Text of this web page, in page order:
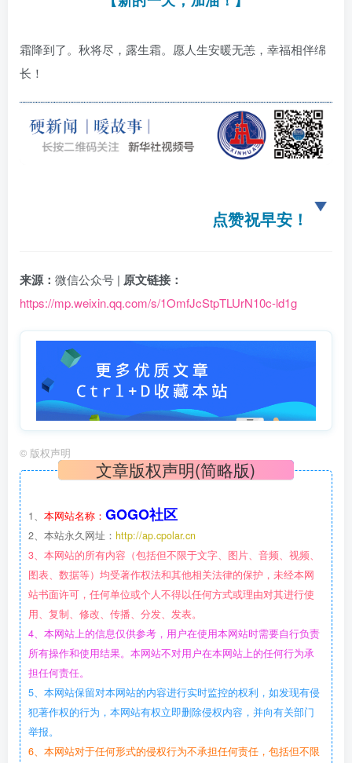
霜降到了。秋将尽，露生霜。愿人生安暖无恙，幸福相伴绵
长！
点赞祝早安！
来源： 微信公众号 | 原文链接：
https://mp.weixin.qq.com/s/1OmfJcStpTLUrN10c-ld1g
© 版权声明
文章版权声明(简略版)
1、 本网站名称： GOGO社区
2、本站永久网址： http://ap.cpolar.cn
3、本网站的所有内容（包括但不限于文字、图片、音频、视频、
图表、数据等）均受著作权法和其他相关法律的保护，未经本网
站书面许可，任何单位或个人不得以任何方式或理由对其进行使
用、复制、修改、传播、分发、发表。
4、本网站上的信息仅供参考，用户在使用本网站时需要自行负责
所有操作和使用结果。本网站不对用户在本网站上的任何行为承
担任何责任。
5、本网站保留对本网站的内容进行实时监控的权利，如发现有侵
犯著作权的行为，本网站有权立即删除侵权内容，并向有关部门
举报。
6、本网站对于任何形式的侵权行为不承担任何责任，包括但不限